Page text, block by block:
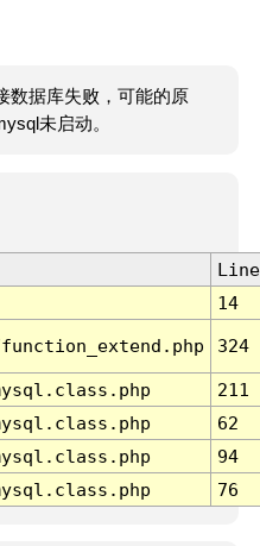
数据库失败，可能的原
未启动。
Line
14
324
211
62
94
76